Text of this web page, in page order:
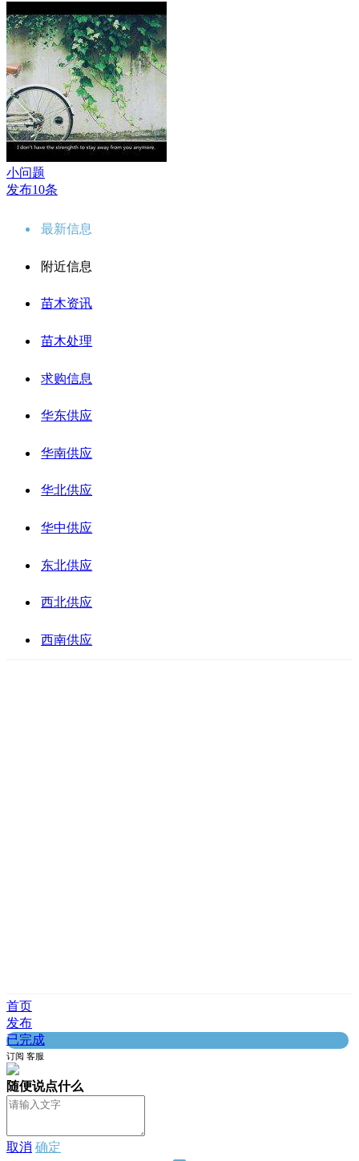
小问题
发布10条
最新信息
附近信息
苗木资讯
苗木处理
求购信息
华东供应
华南供应
华北供应
华中供应
东北供应
西北供应
西南供应
首页
发布
已完成
订阅 客服
随便说点什么
取消 确定